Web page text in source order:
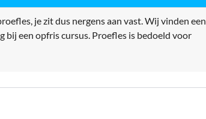
je zit dus nergens aan vast. Wij vinden een
bij een opfris cursus. Proefles is bedoeld voor